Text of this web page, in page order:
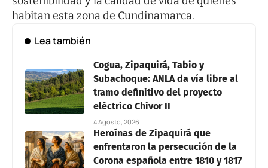
habitan esta zona de Cundinamarca.
Lea también
Cogua, Zipaquirá, Tabio y
Subachoque: ANLA da vía libre al
tramo definitivo del proyecto
eléctrico Chivor II
4 Agosto, 2026
Heroínas de Zipaquirá que
enfrentaron la persecución de la
Corona española entre 1810 y 1817